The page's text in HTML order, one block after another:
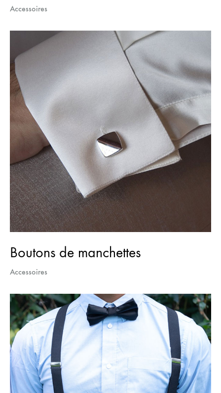
Accessoires
Boutons de manchettes
Accessoires